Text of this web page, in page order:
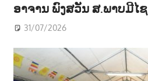
ອາຈານ ພົງສວັນ ສ.ພາບມີໄຊ
31/07/2026